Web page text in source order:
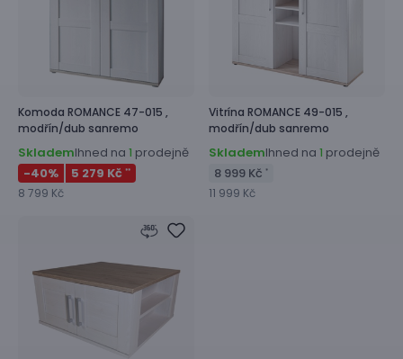
Komoda ROMANCE 47-015 ,
modřín/dub sanremo
SklademIhned na 1 prodejně
-40% 5 279 Kč **
8 799 Kč
Vitrína ROMANCE 49-015 ,
modřín/dub sanremo
SklademIhned na 1 prodejně
8 999 Kč *
11 999 Kč